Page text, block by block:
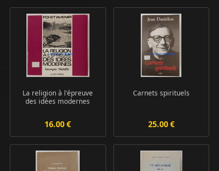
La religion à l'épreuve
des idées modernes
16.00 €
Carnets spirituels
25.00 €